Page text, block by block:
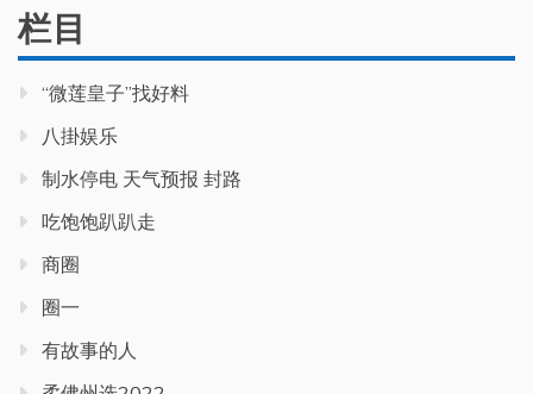
栏目
“微莲皇子”找好料
八掛娱乐
制水停电 天气预报 封路
吃饱饱趴趴走
商圈
圈一
有故事的人